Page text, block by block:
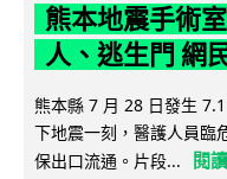
熊本地震手術
人、逃生門 網
熊本縣 7 月 28 日發生
下地震一刻，醫護人員臨
保出口流通。片段...
閱